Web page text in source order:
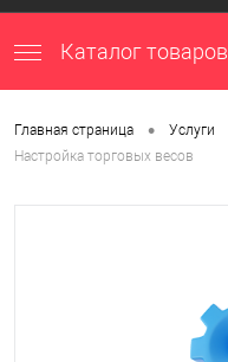
Каталог товаров
Главная страница • Услуги
Настройка торговых весов